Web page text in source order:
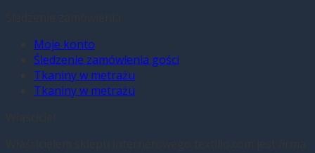
Moje konto
Śledzenie zamówienia gości
Tkaniny w metrażu
Tkaniny w metrażu